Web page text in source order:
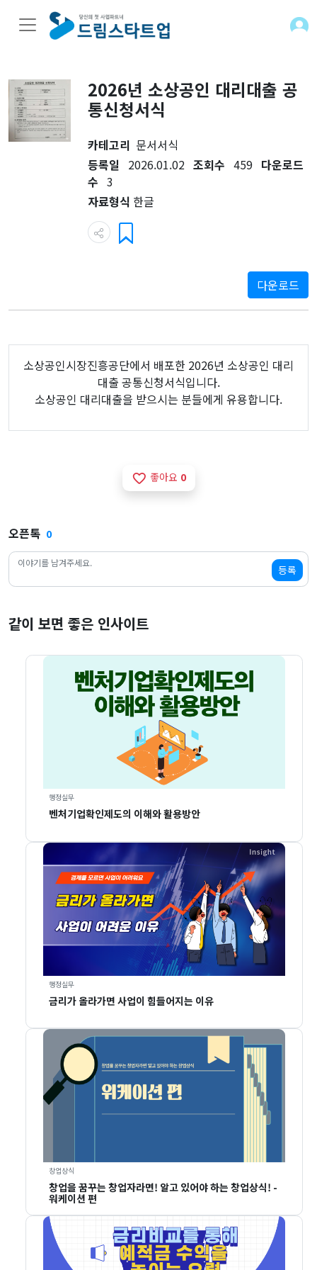
2026년 소상공인 대리대출 공
통신청서식
카테고리 문서서식
등록일
2026.01.02 조회수 459 다운로드
수 3
자료형식 한글
다운로드
소상공인시장진흥공단에서 배포한 2026년 소상공인 대리
대출 공통신청서식입니다.
소상공인 대리대출을 받으시는 분들에게 유용합니다.
favorite_border 좋아요 0
오픈톡 0
등록
같이 보면 좋은 인사이트
행정실무
벤처기업확인제도의 이해와 활용방안
행정실무
금리가 올라가면 사업이 힘들어지는 이유
창업상식
창업을 꿈꾸는 창업자라면! 알고 있어야 하는 창업상식! -
워케이션 편